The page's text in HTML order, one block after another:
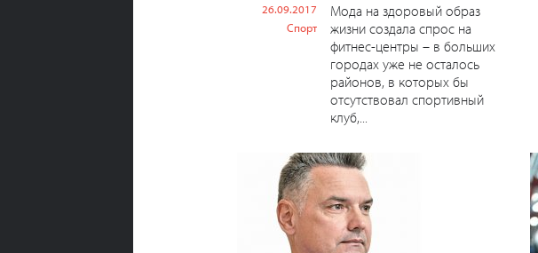
26.09.2017
Спорт
Мода на здоровый образ
жизни создала спрос на
фитнес-центры – в больших
городах уже не осталось
районов, в которых бы
отсутствовал спортивный
клуб,...